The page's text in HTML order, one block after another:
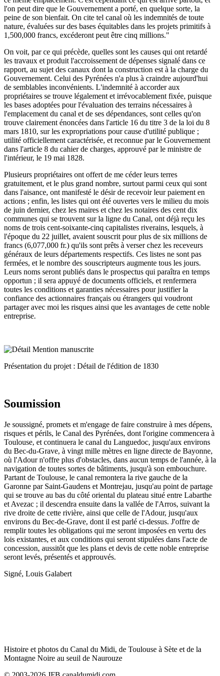
l'on peut dire que le Gouvernement a porté, en quelque sorte, la
peine de son bienfait. On cite tel canal où les indemnités de toute
nature, évaluées sur des bases équitables dans les projets primitifs à
1,500,000 francs, excéderont peut être cinq millions."
On voit, par ce qui précède, quelles sont les causes qui ont retardé
les travaux et produit l'accroissement de dépenses signalé dans ce
rapport, au sujet des canaux dont la construction est à la charge du
Gouvernement. Celui des Pyrénées n'a plus à craindre aujourd'hui
de semblables inconvénients. L'indemnité à accorder aux
propriétaires se trouve légalement et irrévocablement fixée, puisque
les bases adoptées pour l'évaluation des terrains nécessaires à
l'emplacement du canal et de ses dépendances, sont celles qu'on
trouve clairement énoncées dans l'article 16 du titre 3 de la loi du 8
mars 1810, sur les expropriations pour cause d'utilité publique ;
utilité officiellement caractérisée, et reconnue par le Gouvernement
dans l'article 8 du cahier de charges, approuvé par le ministre de
l'intérieur, le 19 mai 1828.
Plusieurs propriétaires ont offert de me céder leurs terres
gratuitement, et le plus grand nombre, surtout parmi ceux qui sont
dans l'aisance, ont manifesté le désir de recevoir leur paiement en
actions ; enfin, les listes qui ont été ouvertes vers le milieu du mois
de juin dernier, chez les maires et chez les notaires des cent dix
communes qui se trouvent sur la ligne du Canal, ont déjà reçu les
noms de trois cent-soixante-cinq capitalistes riverains, lesquels, à
l'époque du 22 juillet, avaient souscrit pour plus de six millions de
francs (6,077,000 fr.) qu'ils sont prêts à verser chez les receveurs
généraux de leurs départements respectifs. Ces listes ne sont pas
fermées, et le nombre des souscripteurs augmente tous les jours.
Leurs noms seront publiés dans le prospectus qui paraîtra en temps
opportun ; il sera appuyé de documents officiels, et renfermera
toutes les conditions et garanties nécessaires pour justifier la
confiance des actionnaires français ou étrangers qui voudront
partager avec moi les risques ainsi que les avantages de cette noble
entreprise.
Présentation du projet : Détail de l'édition de 1830
Soumission
Je soussigné, promets et m'engage de faire construire à mes dépens,
risques et périls, le Canal des Pyrénées, dont l'origine commencera à
Toulouse, et continuera le canal du Languedoc, jusqu'aux environs
du Bec-du-Grave, à vingt mille mètres en ligne directe de Bayonne,
où l'Adour n'offre plus d'obstacles, dans aucun temps de l'année, à la
navigation de toutes sortes de bâtiments, jusqu'à son embouchure.
Partant de Toulouse, le canal remontera la rive gauche de la
Garonne par Saint-Gaudens et Montrejau, jusqu'au point de partage
qui se trouve au bas du côté oriental du plateau situé entre Labarthe
et Avezac ; il descendra ensuite dans la vallée de l'Arros, suivant la
rive droite de cette rivière, ainsi que celle de l'Adour, jusqu'aux
environs du Bec-de-Grave, dont il est parlé ci-dessus. J'offre de
remplir toutes les obligations qui me seront imposées en vertu des
lois existantes, et aux conditions qui seront stipulées dans l'acte de
concession, aussitôt que les plans et devis de cette noble entreprise
seront levés, présentés et approuvés.
Signé, Louis Galabert
Histoire et photos du Canal du Midi, de Toulouse à Sète et de la
Montagne Noire au seuil de Naurouze